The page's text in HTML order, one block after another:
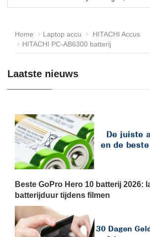
Home Laptop accu
HITACHI Accus
HITACHI PC-AB6300 batterij
Laatste nieuws
Beste GoPro Hero 10 batterij 2026:
batterijduur tijdens filmen